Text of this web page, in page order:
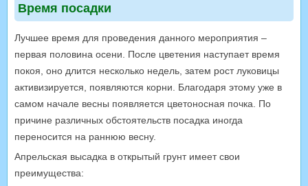
Время посадки
Лучшее время для проведения данного мероприятия –
первая половина осени. После цветения наступает время
покоя, оно длится несколько недель, затем рост луковицы
активизируется, появляются корни. Благодаря этому уже в
самом начале весны появляется цветоносная почка. По
причине различных обстоятельств посадка иногда
переносится на раннюю весну.
Апрельская высадка в открытый грунт имеет свои
преимущества: